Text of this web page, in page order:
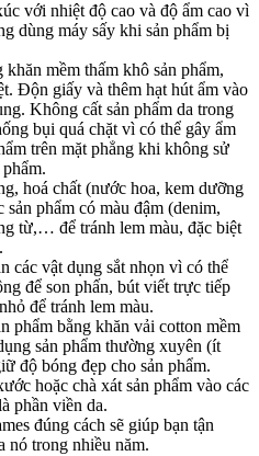
với nhiệt độ cao và độ ẩm cao vì
dùng máy sấy khi sản phẩm bị
mềm thấm khô sản phẩm,
Độn giấy và thêm hạt hút ẩm vào
Không cất sản phẩm da trong
bụi quá chặt vì có thể gây ẩm
trên mặt phẳng khi không sử
hoá chất (nước hoa, kem dưỡng
phẩm có màu đậm (denim,
từ,… để tránh lem màu, đặc biệt
các vật dụng sắt nhọn vì có thể
để son phấn, bút viết trực tiếp
để tránh lem màu.
phẩm bằng khăn vải cotton mềm
sản phẩm thường xuyên (ít
độ bóng đẹp cho sản phẩm.
hoặc chà xát sản phẩm vào các
phần viền da.
đúng cách sẽ giúp bạn tận
nó trong nhiều năm.